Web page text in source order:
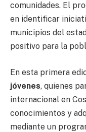
comunidades. El
en identificar
municipios del
positivo para la
En esta primera
jóvenes, quienes
internacional en
conocimientos y
mediante un